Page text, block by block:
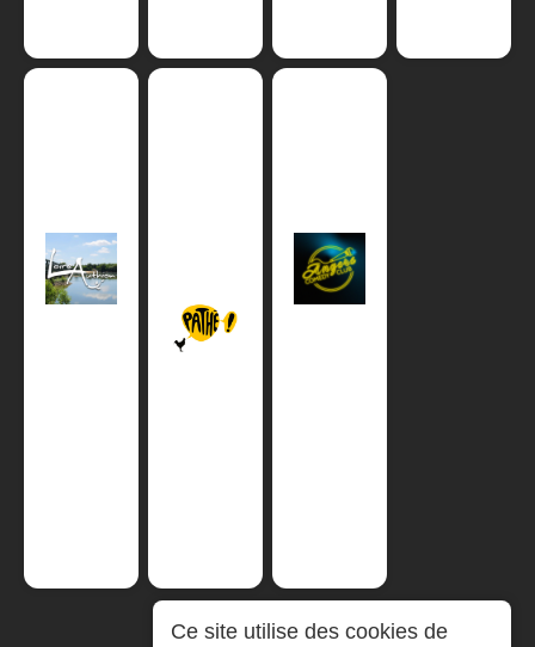
Ce site utilise des cookies de